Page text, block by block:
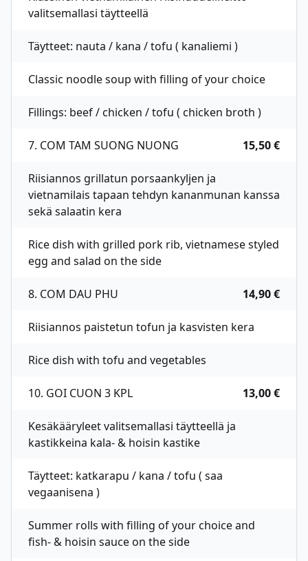
valitsemallasi täytteellä
Täytteet: nauta / kana / tofu ( kanaliemi )
Classic noodle soup with filling of your choice
Fillings: beef / chicken / tofu ( chicken broth )
7. COM TAM SUONG NUONG 15,50 €
Riisiannos grillatun porsaankyljen ja
vietnamilais tapaan tehdyn kananmunan kanssa
sekä salaatin kera
Rice dish with grilled pork rib, vietnamese styled
egg and salad on the side
8. COM DAU PHU 14,90 €
Riisiannos paistetun tofun ja kasvisten kera
Rice dish with tofu and vegetables
10. GOI CUON 3 KPL 13,00 €
Kesäkääryleet valitsemallasi täytteellä ja
kastikkeina kala- & hoisin kastike
Täytteet: katkarapu / kana / tofu ( saa
vegaanisena )
Summer rolls with filling of your choice and
fish- & hoisin sauce on the side